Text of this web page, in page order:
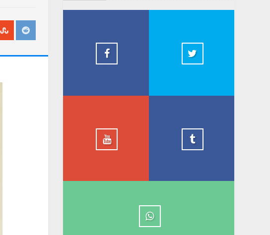
Jakarta Timur
2.5k
Timur
1.5k